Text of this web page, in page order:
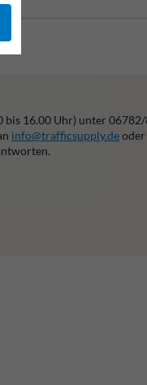
bis 16.00 Uhr) unter
info@trafficsupply.deoder